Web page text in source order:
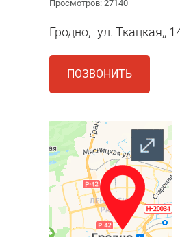
Просмотров: 27140
Гродно, ул. Ткацкая,,
ПОЗВОНИТЬ